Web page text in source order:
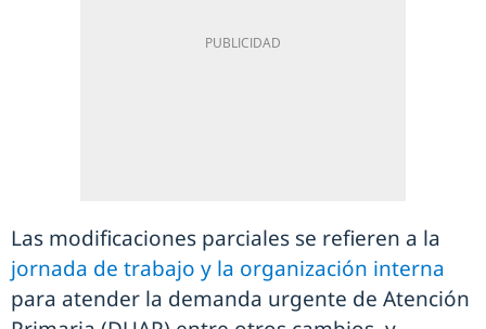
Las modificaciones parciales se refieren a la
jornada de trabajo y la organización interna
para atender la demanda urgente de Atención